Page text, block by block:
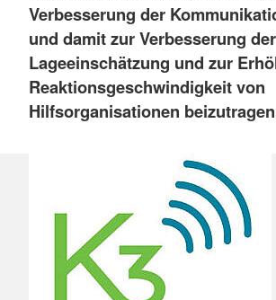
Verbesserung der
und damit zur Verbesserung der
Lageeinschätzung und zur
Reaktionsgeschwindigkeit von
Hilfsorganisationen